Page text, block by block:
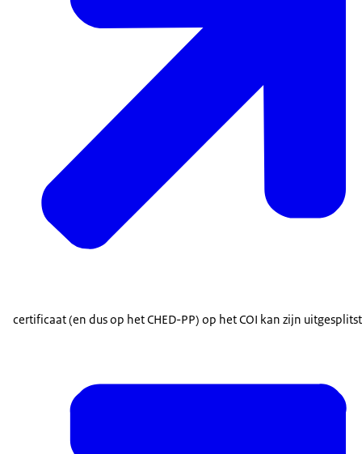
certificaat (en dus op het CHED-PP) op het COI kan zijn